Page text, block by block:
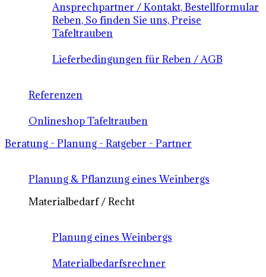
Ansprechpartner / Kontakt, Bestellformular
Reben, So finden Sie uns, Preise
Tafeltrauben
Lieferbedingungen für Reben / AGB
Referenzen
Onlineshop Tafeltrauben
Beratung - Planung - Ratgeber - Partner
Planung & Pflanzung eines Weinbergs
Materialbedarf / Recht
Planung eines Weinbergs
Materialbedarfsrechner